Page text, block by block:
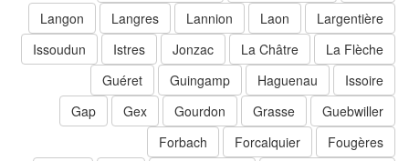
Largentière
Laon
Lannion
Langres
Langon
La Flèche
La Châtre
Jonzac
Istres
Issoudun
Issoire
Haguenau
Guingamp
Guéret
Guebwiller
Grasse
Gourdon
Gap
Fougères
Forcalquier
Forbach